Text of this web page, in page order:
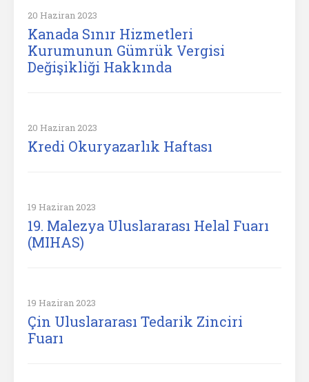
20 Haziran 2023
Kanada Sınır Hizmetleri
Kurumunun Gümrük Vergisi
Değişikliği Hakkında
20 Haziran 2023
Kredi Okuryazarlık Haftası
19 Haziran 2023
19. Malezya Uluslararası Helal Fuarı
(MIHAS)
19 Haziran 2023
Çin Uluslararası Tedarik Zinciri
Fuarı